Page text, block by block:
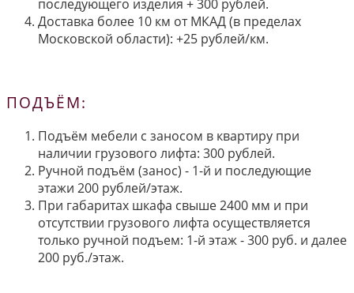
последующего изделия + 300 рублей.
Доставка более 10 км от МКАД (в пределах
Московской области): +25 рублей/км.
ПОДЪЁМ:
Подъём мебели с заносом в квартиру при
наличии грузового лифта: 300 рублей.
Ручной подъём (занос) - 1-й и последующие
этажи 200 рублей/этаж.
При габаритах шкафа свыше 2400 мм и при
отсутствии грузового лифта осуществляется
только ручной подъем: 1-й этаж - 300 руб. и далее
200 руб./этаж.